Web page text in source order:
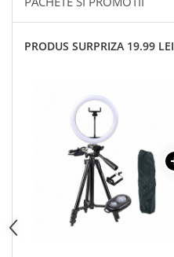
PRODUS SURPRIZA 19.99 LEI